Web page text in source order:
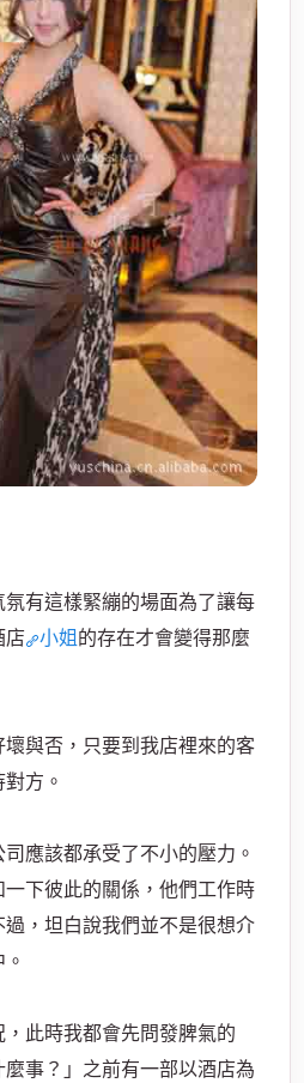
有這樣緊繃的場面為了讓每
店
小姐 的存在才會變得那麼
壞與否，只要到我店裡來的客
方。
應該都承受了不小的壓力。
下彼此的關係，他們工作時
，坦白說我們並不是很想介
此時我都會先問發脾氣的
事？」之前有一部以酒店為